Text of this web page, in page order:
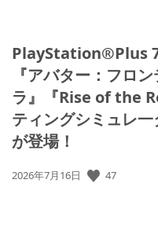
PlayStation®Plus
『アバター：フロ
ラ』『Rise of the
ティングシミュレ
が登場！
公
2026年7月16日 47